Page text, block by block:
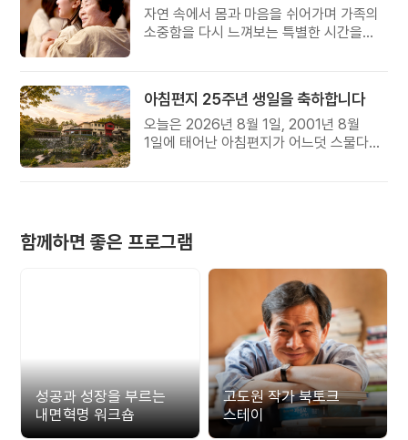
자연 속에서 몸과 마음을 쉬어가며 가족의
소중함을 다시 느껴보는 특별한 시간을
아침편지 25주년 생일을 축하합니다
오늘은 2026년 8월 1일, 2001년 8월
1일에 태어난 아침편지가 어느덧 스물다섯
함께하면 좋은 프로그램
성공과 성장을 부르는
내면혁명 워크숍
고도원 작가 북토크
스테이